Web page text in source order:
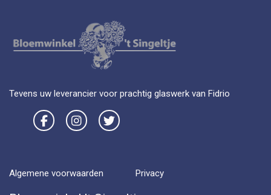
Tevens uw leverancier voor prachtig glaswerk van Fidrio
Algemene voorwaarden Privacy